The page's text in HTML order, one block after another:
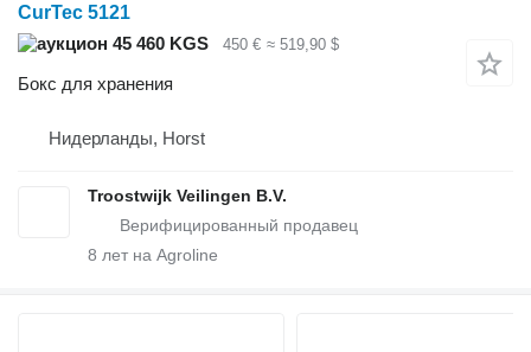
CurTec 5121
45 460 KGS
450 € ≈ 519,90 $
Бокс для хранения
Нидерланды, Horst
Troostwijk Veilingen B.V.
8 лет на Agroline